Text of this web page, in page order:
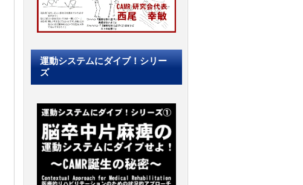
運動システムにダイブ！シリー
ズ